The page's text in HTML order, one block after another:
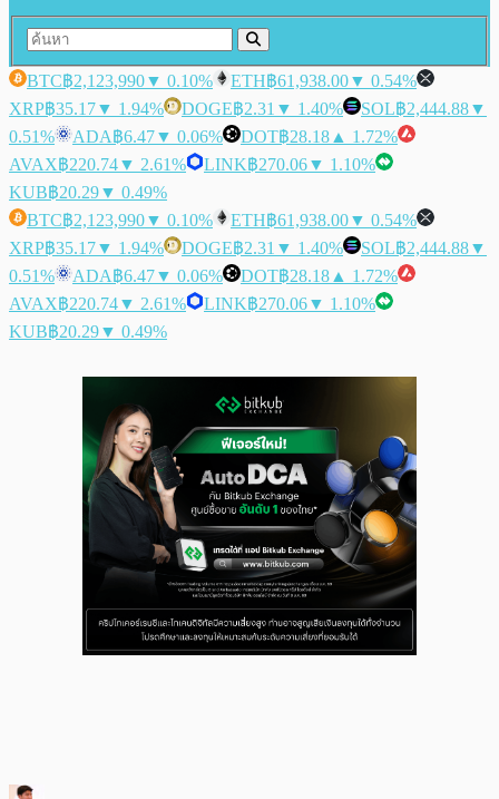
BTC฿2,123,990▼ 0.10% ETH฿61,938.00▼ 0.54%
XRP฿35.17▼ 1.94% DOGE฿2.31 ▼ 1.40% SOL฿2,444.88▼
0.51%
ADA฿6.47▼ 0.06% DOT฿28.18 ▲ 1.72%
AVAX฿220.74▼ 2.61% LINK฿270.06▼ 1.10%
KUB฿20.29▼ 0.49%
BTC฿2,123,990▼ 0.10% ETH฿61,938.00▼ 0.54%
XRP฿35.17▼ 1.94% DOGE฿2.31 ▼ 1.40% SOL฿2,444.88▼
0.51%
ADA฿6.47▼ 0.06% DOT฿28.18 ▲ 1.72%
AVAX฿220.74▼ 2.61% LINK฿270.06▼ 1.10%
KUB฿20.29▼ 0.49%